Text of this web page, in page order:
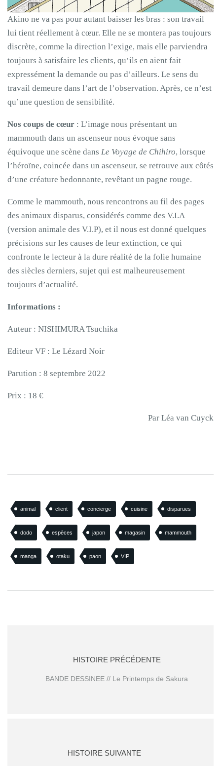
Akino ne va pas pour autant baisser les bras : son travail
lui tient réellement à cœur. Elle ne se montera pas toujours
discrète, comme la direction l’exige, mais elle parviendra
toujours à satisfaire les clients, qu’ils en aient fait
expressément la demande ou pas d’ailleurs. Le sens du
travail demeure dans l’art de l’observation. Après, ce n’est
qu’une question de sensibilité.
Nos coups de cœur : L’image nous présentant un
mammouth dans un ascenseur nous évoque sans
équivoque une scène dans Le Voyage de Chihiro, lorsque
l’héroïne, coincée dans un ascenseur, se retrouve aux côtés
d’une créature bedonnante, revêtant un pagne rouge.
Comme le mammouth, nous rencontrons au fil des pages
des animaux disparus, considérés comme des V.I.A
(version animale des V.I.P), et il nous est donné quelques
précisions sur les causes de leur extinction, ce qui
confronte le lecteur à la dure réalité de la folie humaine
des siècles derniers, sujet qui est malheureusement
toujours d’actualité.
Informations :
Auteur : NISHIMURA Tsuchika
Editeur VF : Le Lézard Noir
Parution : 8 septembre 2022
Prix : 18 €
Par Léa van Cuyck
animal client concierge cuisine disparues
dodo espèces japon magasin mammouth
manga otaku paon VIP
HISTOIRE PRÉCÉDENTE
BANDE DESSINEE // Le Printemps de Sakura
HISTOIRE SUIVANTE